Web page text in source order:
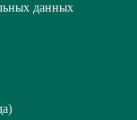
данных
)